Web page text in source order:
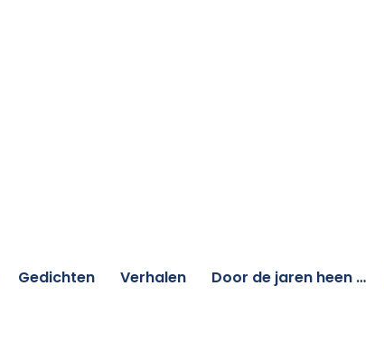
Gedichten Verhalen Door de jaren heen …